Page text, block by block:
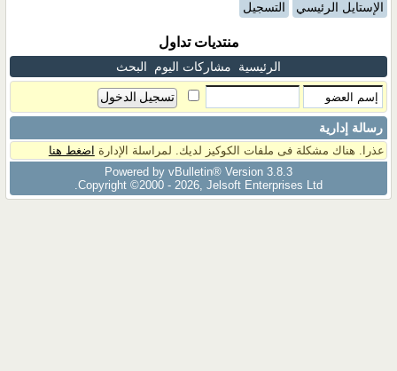
الإستايل الرئيسي التسجيل
منتديات تداول
الرئيسية مشاركات اليوم البحث
رسالة إدارية
عذرا. هناك مشكلة فى ملفات الكوكيز لديك. لمراسلة الإدارة اضغط هنا
Powered by vBulletin® Version 3.8.3
Copyright ©2000 - 2026, Jelsoft Enterprises Ltd.